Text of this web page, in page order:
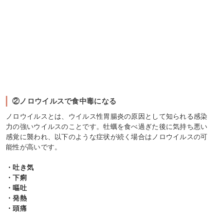
②ノロウイルスで食中毒になる
ノロウイルスとは、ウイルス性胃腸炎の原因として知られる感染
力の強いウイルスのことです。牡蠣を食べ過ぎた後に気持ち悪い
感覚に襲われ、以下のような症状が続く場合はノロウイルスの可
能性が高いです。
・吐き気
・下痢
・嘔吐
・発熱
・頭痛